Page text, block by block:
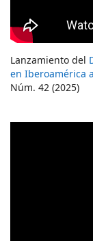
Lanzamiento del
en Iberoamérica
Núm. 42 (2025)